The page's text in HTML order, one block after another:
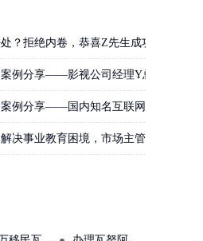
？拒绝内卷，恭喜Z先生成功获批加拿
例分享——影视公司经理Y总成功
案例分享——国内知名互联网公司主管成
决事业教育困境，市场主管W女士毅